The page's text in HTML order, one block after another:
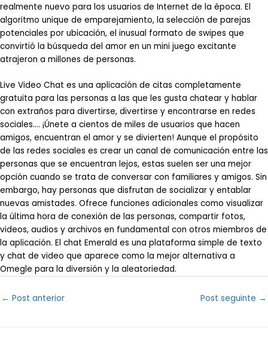
realmente nuevo para los usuarios de Internet de la época. El
algoritmo unique de emparejamiento, la selección de parejas
potenciales por ubicación, el inusual formato de swipes que
convirtió la búsqueda del amor en un mini juego excitante
atrajeron a millones de personas.
Live Video Chat es una aplicación de citas completamente
gratuita para las personas a las que les gusta chatear y hablar
con extraños para divertirse, divertirse y encontrarse en redes
sociales…. ¡Únete a cientos de miles de usuarios que hacen
amigos, encuentran el amor y se divierten! Aunque el propósito
de las redes sociales es crear un canal de comunicación entre las
personas que se encuentran lejos, estas suelen ser una mejor
opción cuando se trata de conversar con familiares y amigos. Sin
embargo, hay personas que disfrutan de socializar y entablar
nuevas amistades. Ofrece funciones adicionales como visualizar
la última hora de conexión de las personas, compartir fotos,
videos, audios y archivos en fundamental con otros miembros de
la aplicación. El chat Emerald es una plataforma simple de texto
y chat de video que aparece como la mejor alternativa a
Omegle para la diversión y la aleatoriedad.
Post
← Post anterior Post seguinte →